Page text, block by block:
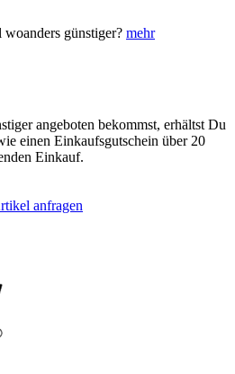
günstiger? mehr
angeboten bekommst, erhältst Du
einen Einkaufsgutschein über 20
Einkauf.
anfragen